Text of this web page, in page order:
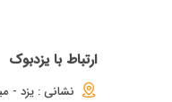
ارتباط با یزدبوک
نشانی : یزد -